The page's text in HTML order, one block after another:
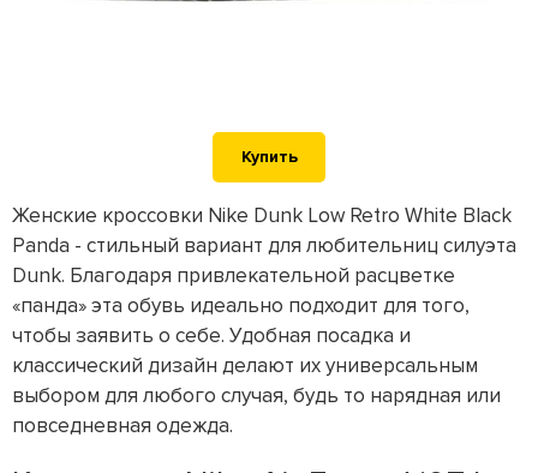
Купить
Женские кроссовки Nike Dunk Low Retro White Black
Panda - стильный вариант для любительниц силуэта
Dunk. Благодаря привлекательной расцветке
«панда» эта обувь идеально подходит для того,
чтобы заявить о себе. Удобная посадка и
классический дизайн делают их универсальным
выбором для любого случая, будь то нарядная или
повседневная одежда.